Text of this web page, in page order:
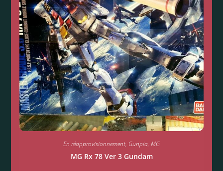
En réapprovisionnement, Gunpla, MG
MG Rx 78 Ver 3 Gundam